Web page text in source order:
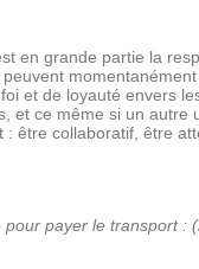
en grande partie la
et de loyauté envers
et ce même si un autre
être collaboratif, être
payer le transport :